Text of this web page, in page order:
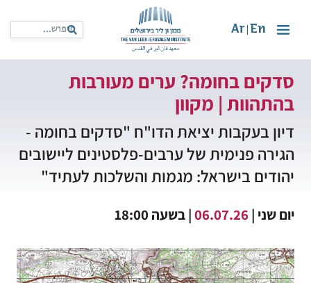
En
Ar
סדקים בחומה? ערים מעורבות
בהתהוות | מקוון
דיון בעקבות יציאת הדו"ח "סדקים בחומה -
הגירה פנימית של ערבים-פלסטינים ליישובים
יהודים בישראל: מגמות והשלכות לעתיד"
יום שני | 06.07.26| בשעה 18:00